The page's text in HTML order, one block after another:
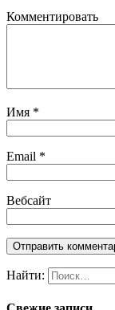
Комментировать
Имя *
Email *
Вебсайт
Найти: